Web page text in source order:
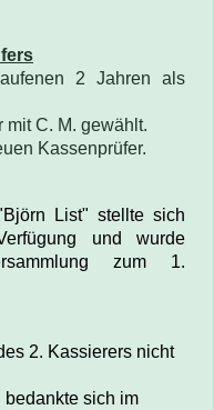
2 Jahren als
mitC. M. gewählt.
Kassenprüfer.
List" stellte sich
und wurde
zum 1.
2. Kassierers nicht
bedankte sich im